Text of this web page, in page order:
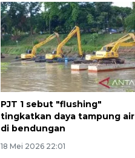
PJT 1 sebut "flushing"
tingkatkan daya tampung air
di bendungan
18 Mei 2026 22:01